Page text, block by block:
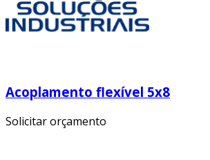
Acoplamento flexível 5x8
Solicitar orçamento